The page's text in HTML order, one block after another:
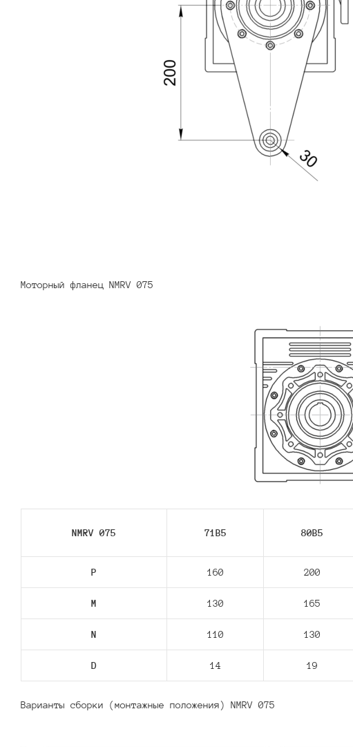
Моторный фланец NMRV 075
NMRV 075 71В5 80В5
P 160 200
M 130 165
N 110 130
D 14 19
Варианты сборки (монтажные положения) NMRV 075